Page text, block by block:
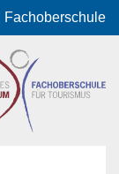
Fachoberschule